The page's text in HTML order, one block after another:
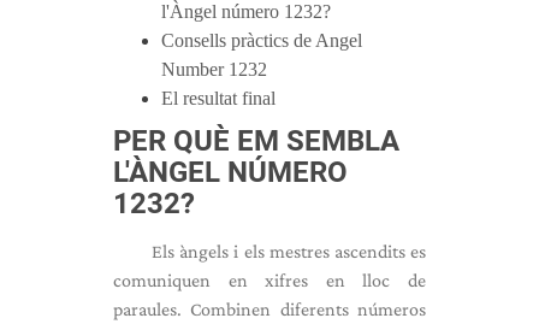
l'Àngel número 1232?
Consells pràctics de Angel
Number 1232
El resultat final
PER QUÈ EM SEMBLA
L'ÀNGEL NÚMERO
1232?
Els àngels i els mestres ascendits es
comuniquen en xifres en lloc de
paraules. Combinen diferents números